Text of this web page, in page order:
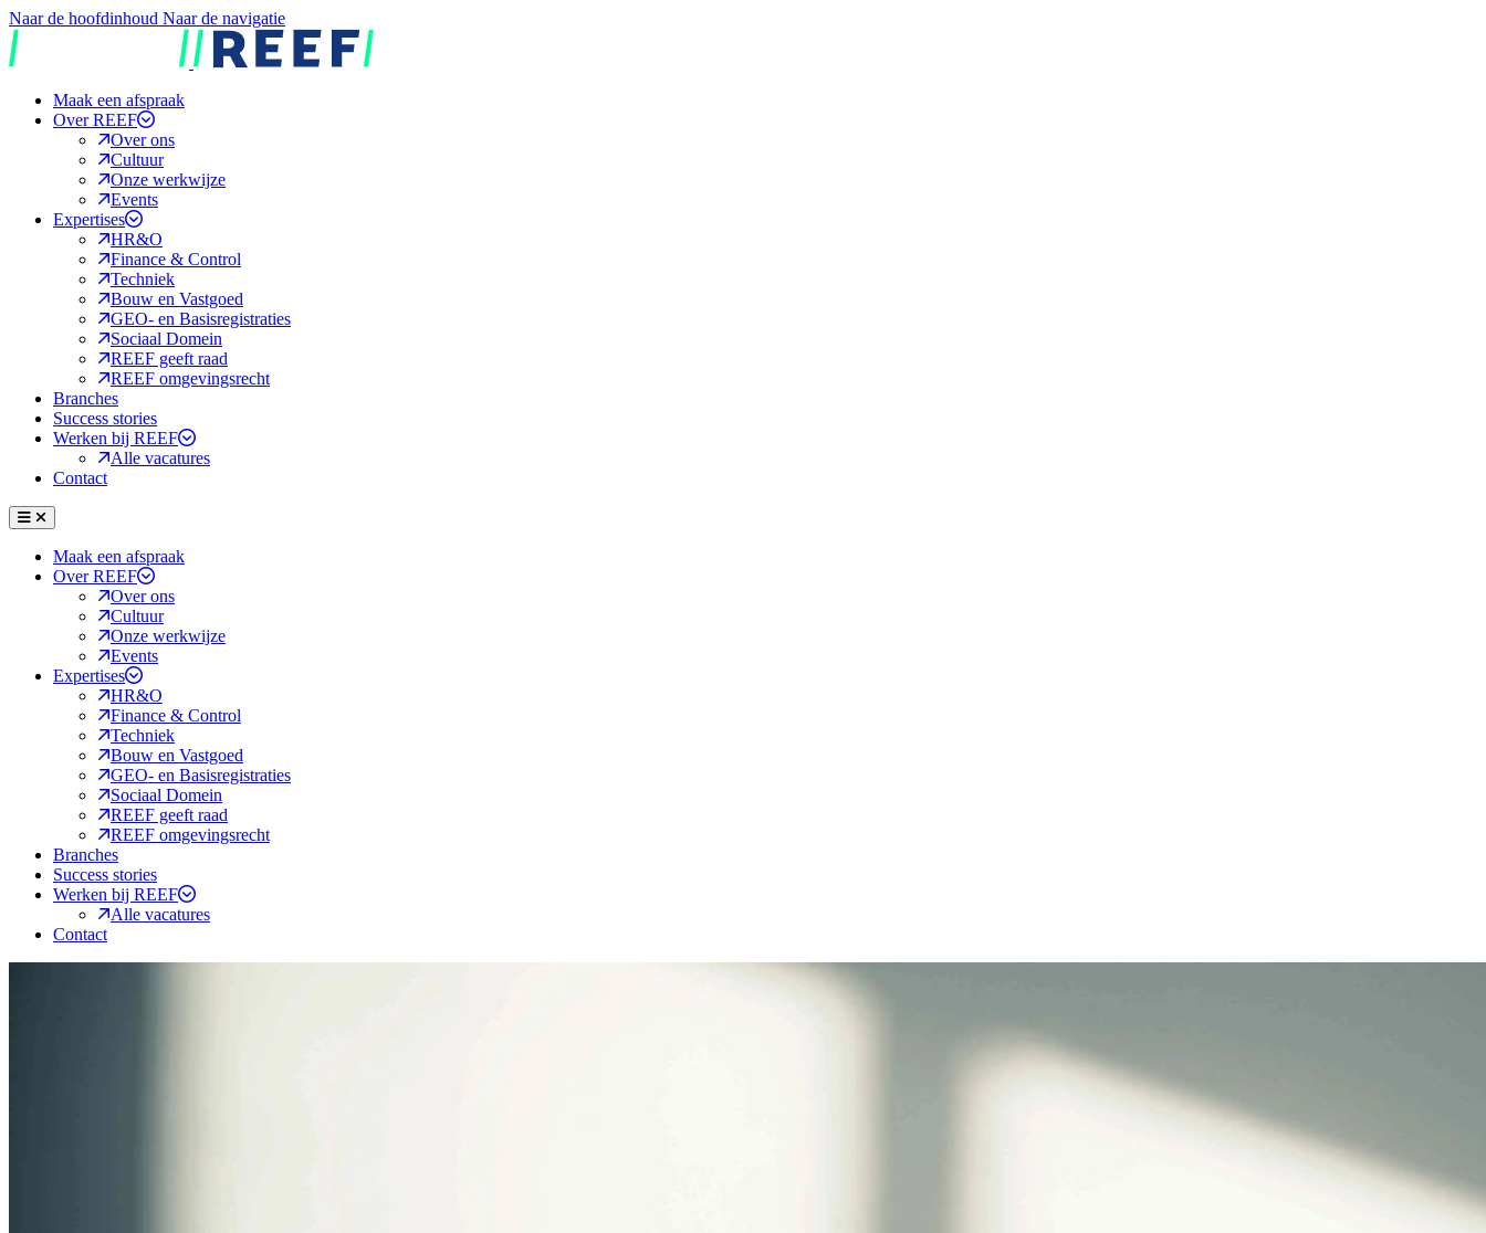
Naar de hoofdinhoud Naar de navigatie
REEF
Maak een afspraak
Over REEF
Over ons
Cultuur
Onze werkwijze
Events
Expertises
HR&O
Finance & Control
Techniek
Bouw en Vastgoed
GEO- en Basisregistraties
Sociaal Domein
REEF geeft raad
REEF omgevingsrecht
Branches
Success stories
Werken bij REEF
Alle vacatures
Contact
Menu
Sluiten
Maak een afspraak
Over REEF
Over ons
Cultuur
Onze werkwijze
Events
Expertises
HR&O
Finance & Control
Techniek
Bouw en Vastgoed
GEO- en Basisregistraties
Sociaal Domein
REEF geeft raad
REEF omgevingsrecht
Branches
Success stories
Werken bij REEF
Alle vacatures
Contact